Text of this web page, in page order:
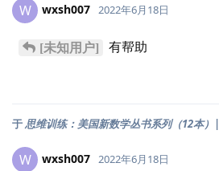
W wxsh007 2022年6月18日
[未知用户] 有帮助
于思维训练：美国新数学丛书系列（12本
W wxsh007 2022年6月18日